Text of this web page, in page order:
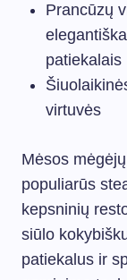
Prancūzų
patiekalais
virtuvės
Mėsos
populiarūs
kepsninių
siūlo
patiekalus ir